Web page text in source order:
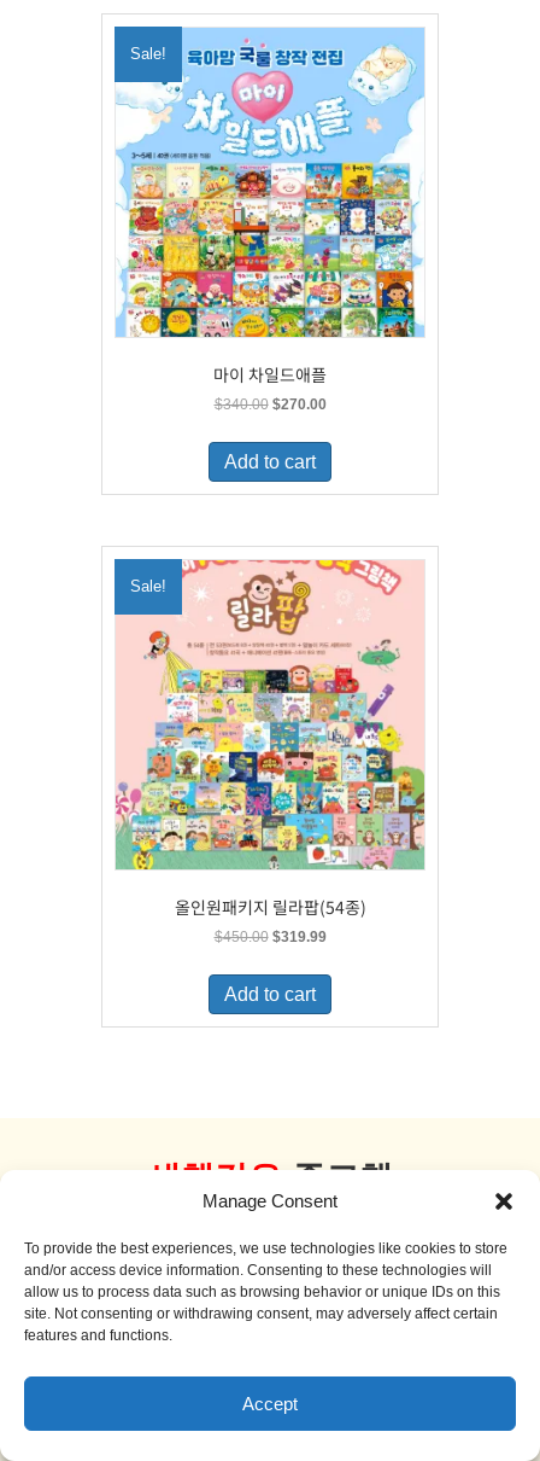
Manage Consent
To provide the best experiences, we use technologies like cookies to store
and/or access device information. Consenting to these technologies will
allow us to process data such as browsing behavior or unique IDs on this
site. Not consenting or withdrawing consent, may adversely affect certain
features and functions.
Accept
Sale!
마이 차일드애플
$340.00 Original
was:
$340.00.
$270.00Current
is:
Add to cart
Sale!
올인원패키지 릴라팝(54종)
$450.00 Original
was:
$450.00.
$319.99Current
is:
Add to cart
새책같은 중고책
더 보기
Sale!